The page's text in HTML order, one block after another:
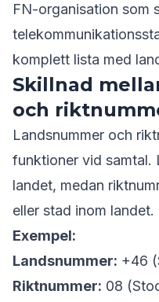
FN-organisation som
komplett lista med
Skillnad
och
Landsnummer och
funktioner vid samtal.
landet, medan
eller stad inom landet.
Exempel:
Landsnummer: +46
Riktnummer: 08